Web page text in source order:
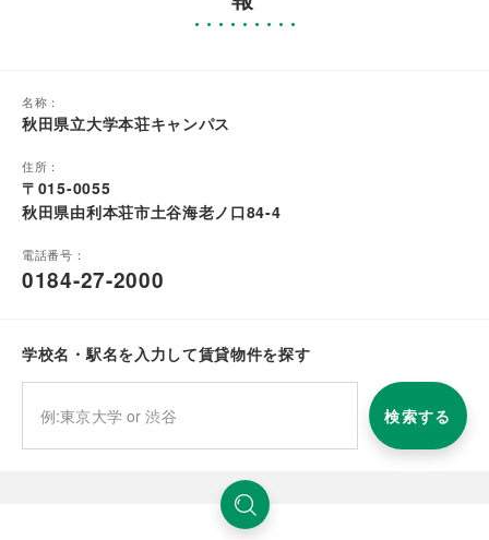
名称：
秋田県立大学本荘キャンパス
住所：
〒015-0055
秋田県由利本荘市土谷海老ノ口84-4
電話番号：
0184-27-2000
学校名・駅名を入力して賃貸物件を探す
検索する